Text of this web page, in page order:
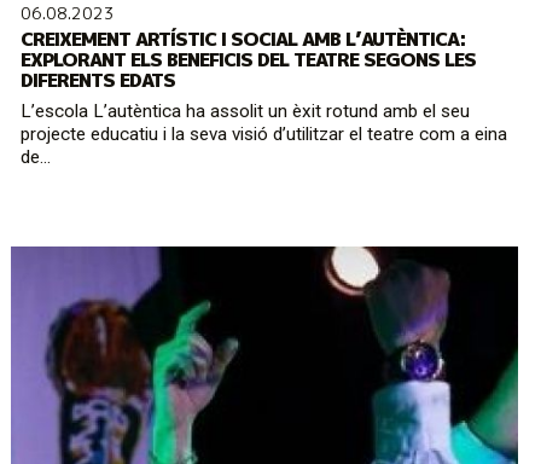
06.08.2023
CREIXEMENT ARTÍSTIC I SOCIAL AMB L’AUTÈNTICA:
EXPLORANT ELS BENEFICIS DEL TEATRE SEGONS LES
DIFERENTS EDATS
L’escola L’autèntica ha assolit un èxit rotund amb el seu
projecte educatiu i la seva visió d’utilitzar el teatre com a eina
de...